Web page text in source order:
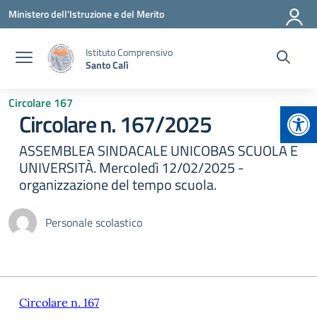
Vai ai contenuti
Vai al menu di navigazione
Vai al footer
Ministero dell'Istruzione e del Merito
Istituto Comprensivo
Santo Calì
Circolare 167
Circolare n. 167/2025
ASSEMBLEA SINDACALE UNICOBAS SCUOLA E
UNIVERSITÀ. Mercoledì 12/02/2025 -
organizzazione del tempo scuola.
Personale scolastico
Circolare n. 167